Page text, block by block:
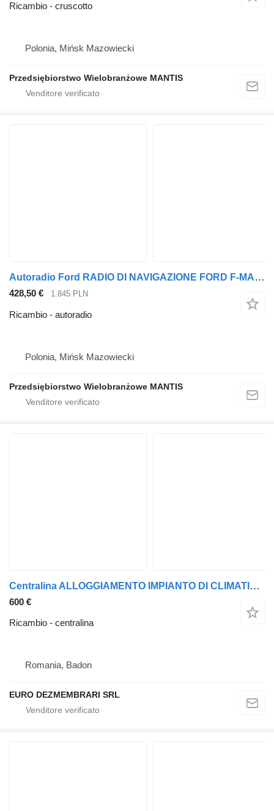
Ricambio - cruscotto
Polonia, Mińsk Mazowiecki
Przedsiębiorstwo Wielobranżowe MANTIS
Autoradio Ford RADIO DI NAVIGAZIONE FORD F-MAX JC46-18K931-FA per trattore stradale
428,50 € 1.845 PLN
Ricambio - autoradio
Polonia, Mińsk Mazowiecki
Przedsiębiorstwo Wielobranżowe MANTIS
Centralina ALLOGGIAMENTO IMPIANTO DI CLIMATIZZAZIONE FORD F-MAX JC46-19B555-BJ JC4619B555B per trattore stradale Ford F-MAX
600 €
Ricambio - centralina
Romania, Badon
EURO DEZMEMBRARI SRL